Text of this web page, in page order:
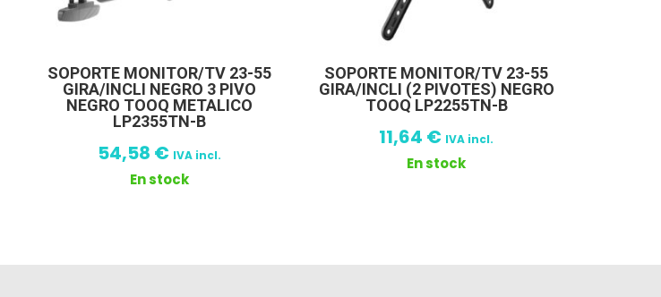
SOPORTE MONITOR/TV 23-55
GIRA/INCLI NEGRO 3 PIVO
NEGRO TOOQ METALICO
LP2355TN-B
54,58 € IVA incl.
En stock
SOPORTE MONITOR/TV 23-55
GIRA/INCLI (2 PIVOTES) NEGRO
TOOQ LP2255TN-B
11,64 € IVA incl.
En stock